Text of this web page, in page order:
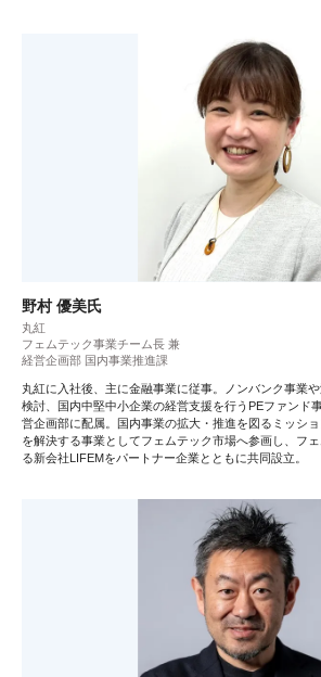
野村 優美氏
丸紅
フェムテック事業チーム長 兼
経営企画部 国内事業推進課
丸紅に入社後、主に金融事業に従事。ノンバンク事業
検討、国内中堅中小企業の経営支援を行うPEファンド
営企画部に配属。国内事業の拡大・推進を図るミッシ
を解決する事業としてフェムテック市場へ参画し、フ
る新会社LIFEMをパートナー企業とともに共同設立。